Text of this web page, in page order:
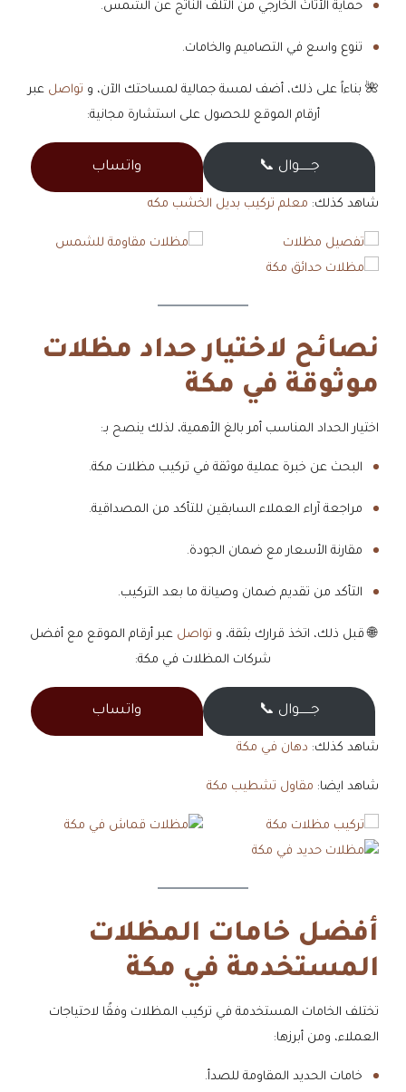
حماية الأثاث الخارجي من التلف الناتج عن الشمس.
تنوع واسع في التصاميم والخامات.
🌺 بناءاً على ذلك، أضف لمسة جمالية لمساحتك الآن، و تواصل عبر
أرقام الموقع للحصول على استشارة مجانية:
جــــــوال 📞 واتساب
شاهد كذلك: معلم تركيب بديل الخشب مكه
نصائح لاختيار حداد مظلات
موثوقة في مكة
اختيار الحداد المناسب أمر بالغ الأهمية، لذلك ينصح بـ:
البحث عن خبرة عملية موثقة في تركيب مظلات مكة.
مراجعة آراء العملاء السابقين للتأكد من المصداقية.
مقارنة الأسعار مع ضمان الجودة.
التأكد من تقديم ضمان وصيانة ما بعد التركيب.
🌐 قبل ذلك، اتخذ قرارك بثقة، و تواصل عبر أرقام الموقع مع أفضل
شركات المظلات في مكة:
جــــــوال 📞 واتساب
شاهد كذلك: دهان في مكة
شاهد ايضا: مقاول تشطيب مكة
أفضل خامات المظلات
المستخدمة في مكة
تختلف الخامات المستخدمة في تركيب المظلات وفقًا لاحتياجات
العملاء، ومن أبرزها:
خامات الحديد المقاومة للصدأ.